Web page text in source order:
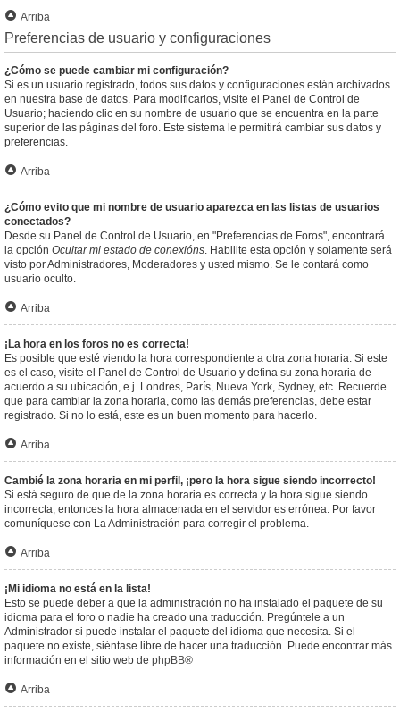
Arriba
Preferencias de usuario y configuraciones
¿Cómo se puede cambiar mi configuración?
Si es un usuario registrado, todos sus datos y configuraciones están archivados
en nuestra base de datos. Para modificarlos, visite el Panel de Control de
Usuario; haciendo clic en su nombre de usuario que se encuentra en la parte
superior de las páginas del foro. Este sistema le permitirá cambiar sus datos y
preferencias.
Arriba
¿Cómo evito que mi nombre de usuario aparezca en las listas de usuarios
conectados?
Desde su Panel de Control de Usuario, en "Preferencias de Foros", encontrará
la opción Ocultar mi estado de conexións. Habilite esta opción y solamente será
visto por Administradores, Moderadores y usted mismo. Se le contará como
usuario oculto.
Arriba
¡La hora en los foros no es correcta!
Es posible que esté viendo la hora correspondiente a otra zona horaria. Si este
es el caso, visite el Panel de Control de Usuario y defina su zona horaria de
acuerdo a su ubicación, e.j. Londres, París, Nueva York, Sydney, etc. Recuerde
que para cambiar la zona horaria, como las demás preferencias, debe estar
registrado. Si no lo está, este es un buen momento para hacerlo.
Arriba
Cambié la zona horaria en mi perfil, ¡pero la hora sigue siendo incorrecto!
Si está seguro de que de la zona horaria es correcta y la hora sigue siendo
incorrecta, entonces la hora almacenada en el servidor es errónea. Por favor
comuníquese con La Administración para corregir el problema.
Arriba
¡Mi idioma no está en la lista!
Esto se puede deber a que la administración no ha instalado el paquete de su
idioma para el foro o nadie ha creado una traducción. Pregúntele a un
Administrador si puede instalar el paquete del idioma que necesita. Si el
paquete no existe, siéntase libre de hacer una traducción. Puede encontrar más
información en el sitio web de phpBB®
Arriba